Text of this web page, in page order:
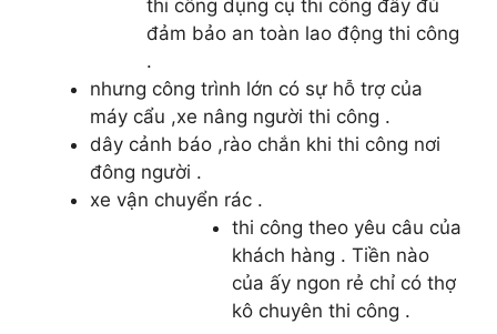
thi công dụng cụ thi công đây đủ
đảm bảo an toàn lao động thi công
.
nhưng công trình lớn có sự hỗ trợ của
máy cẩu ,xe nâng người thi công .
dây cảnh báo ,rào chắn khi thi công nơi
đông người .
xe vận chuyển rác .
thi công theo yêu câu của
khách hàng . Tiền nào
của ấy ngon rẻ chỉ có thợ
kô chuyên thi công .